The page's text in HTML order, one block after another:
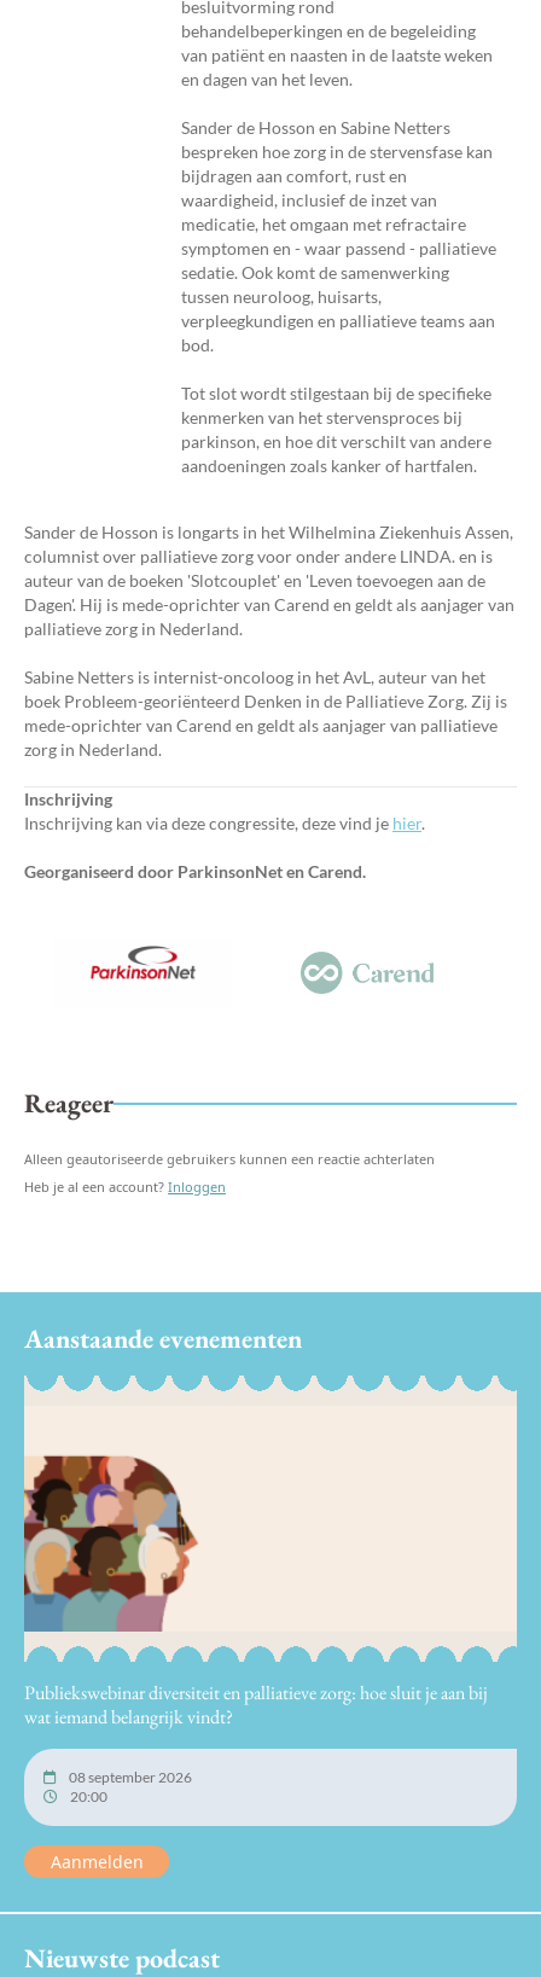
besluitvorming rond
behandelbeperkingen en de begeleiding
van patiënt en naasten in de laatste weken
en dagen van het leven.
Sander de Hosson en Sabine Netters
bespreken hoe zorg in de stervensfase kan
bijdragen aan comfort, rust en
waardigheid, inclusief de inzet van
medicatie, het omgaan met refractaire
symptomen en - waar passend - palliatieve
sedatie. Ook komt de samenwerking
tussen neuroloog, huisarts,
verpleegkundigen en palliatieve teams aan
bod.
Tot slot wordt stilgestaan bij de specifieke
kenmerken van het stervensproces bij
parkinson, en hoe dit verschilt van andere
aandoeningen zoals kanker of hartfalen.
Sander de Hosson is longarts in het Wilhelmina Ziekenhuis Assen,
columnist over palliatieve zorg voor onder andere LINDA. en is
auteur van de boeken 'Slotcouplet' en 'Leven toevoegen aan de
Dagen'. Hij is mede-oprichter van Carend en geldt als aanjager van
palliatieve zorg in Nederland.
Sabine Netters is internist-oncoloog in het AvL, auteur van het
boek Probleem-georiënteerd Denken in de Palliatieve Zorg. Zij is
mede-oprichter van Carend en geldt als aanjager van palliatieve
zorg in Nederland.
Inschrijving
Inschrijving kan via deze congressite, deze vind je hier.
Georganiseerd door ParkinsonNet en Carend.
Reageer
Alleen geautoriseerde gebruikers kunnen een reactie achterlaten
Heb je al een account? Inloggen
Aanstaande evenementen
Publiekswebinar diversiteit en palliatieve zorg: hoe sluit je aan bij
wat iemand belangrijk vindt?
08 september 2026
20:00
Aanmelden
Nieuwste podcast